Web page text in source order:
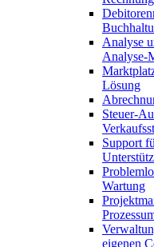
Analyse
Analyse-
Lösung
Steuer-
Support
Wartung
eigenen